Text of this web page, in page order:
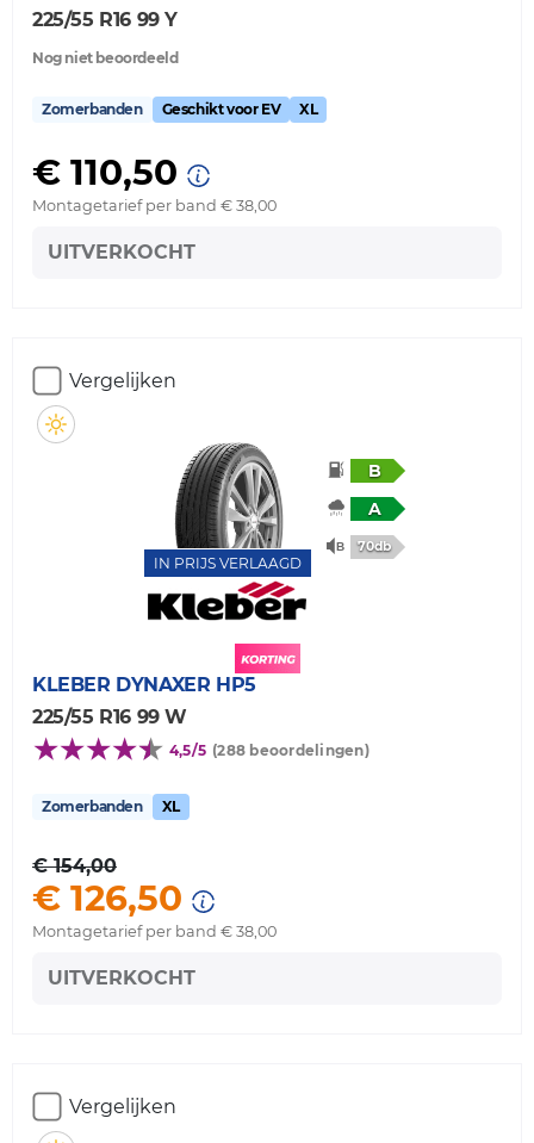
225/55 R16 99 Y
Nog niet beoordeeld
Zomerbanden Geschikt voor EV XL
€ 110,50
Montagetarief per band € 38,00
UITVERKOCHT
Vergelijken
IN PRIJS VERLAAGD
B
A
70db
KLEBER DYNAXER HP5
225/55 R16 99 W
4,5/5 (288 beoordelingen)
Zomerbanden XL
€ 154,00
€ 126,50
Montagetarief per band € 38,00
UITVERKOCHT
Vergelijken